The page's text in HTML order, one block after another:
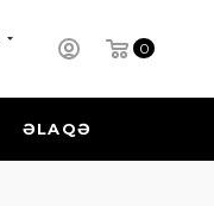
0
ƏLAQƏ